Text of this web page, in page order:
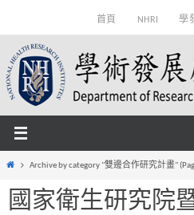
content
首頁 NHRI 學
HomeArchive by category "雙邊合作研究計畫"
國家衛生研究院